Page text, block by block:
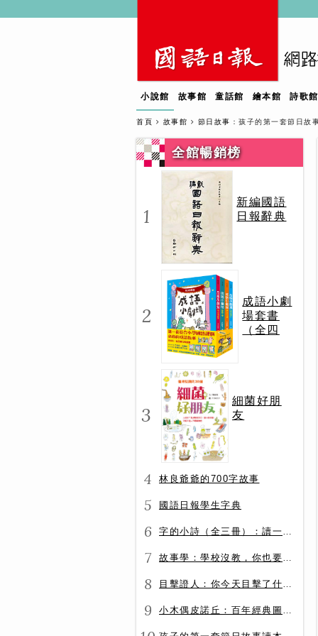
小說館 故事館 童話館 繪本館 詩歌館
首頁 故事館 節日故事 ：孩子的第一套節日故
全館暢銷榜
1
新編國語
日報辭典
2
成語小劇
場套書
（全四
3
細菌好朋
友
4 林良爺爺的700字故事
5 國語日報學生字典
6 字的小詩（全三冊）：讀一首詩，交一個字朋友（字字小宇宙+字字看心情+字字有意思）
7 故事學：學校沒教，你也要會的表達力
8 目擊證人：你今天目擊了什麼？
9 小木偶皮諾丘：百年經典圖文全譯版